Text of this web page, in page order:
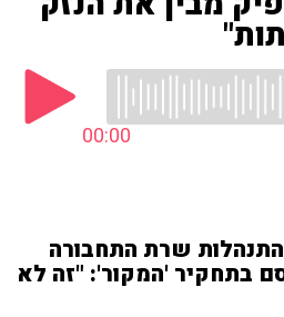
00:00
שרת התחבורה
בתחקיר 'המקור': "זה לא